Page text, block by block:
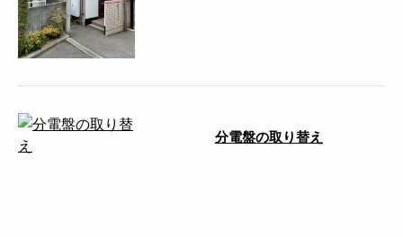
分電盤の取り替え